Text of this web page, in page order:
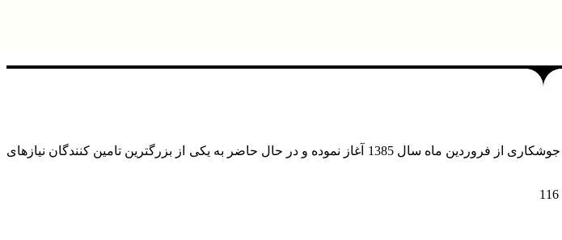
بازرگانی استیل ­جوش (عضو گروه AHB) فعالیت خود را در زمینه واردات مواد و محصولات مصرفی جوشکاری از فروردین ماه سال 1385 آغاز نموده و در حال حاضر به یکی از بزرگترین تامین­ کنندگان نیازهای